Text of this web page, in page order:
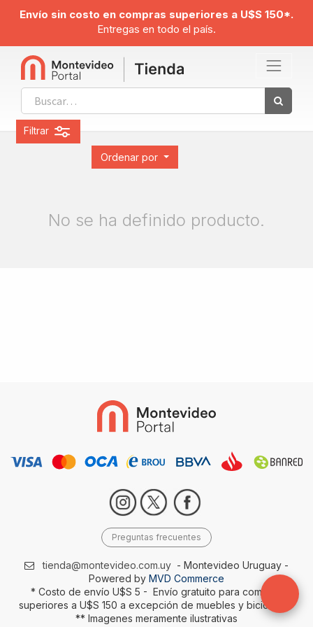
Envío sin costo en compras superiores a U$S 150*.
Entregas en todo el país.
Ordenar por
Filtrar
No se ha definido producto.
Preguntas frecuentes
tienda@montevideo.com.uy - Montevideo Uruguay -
Powered by MVD Commerce
* Costo de envío U$S 5 - Envío gratuito para compras
superiores a U$S 150 a excepción de muebles y bicicletas-
** Imagenes meramente ilustrativas